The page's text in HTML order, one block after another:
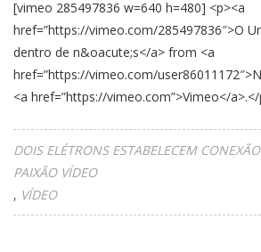
[vimeo 285497836 w=640 h=480] <p><a
href=”https://vimeo.com/285497836″>O
dentro de n&oacute;s</a> from <a
href=”https://vimeo.com/
<a href=”https://vimeo.com”>Vimeo</
DOIS ELÉTRONS ESTABELECEM
PAIXÃO VÍDEO
VÍDEO